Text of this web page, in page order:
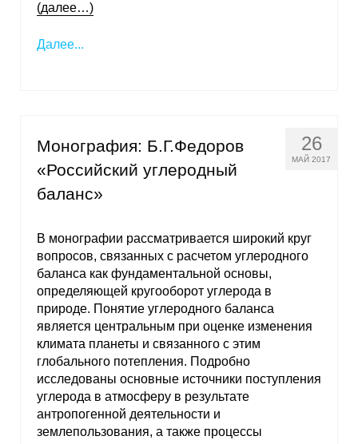
(далее…)
Далее...
26
МАЙ 2017
Монография: Б.Г.Федоров
«Российский углеродный
баланс»
В монографии рассматривается широкий круг
вопросов, связанных с расчетом углеродного
баланса как фундаментальной основы,
определяющей кругооборот углерода в
природе. Понятие углеродного баланса
является центральным при оценке изменения
климата планеты и связанного с этим
глобального потепления. Подробно
исследованы основные источники поступления
углерода в атмосферу в результате
антропогенной деятельности и
землепользования, а также процессы